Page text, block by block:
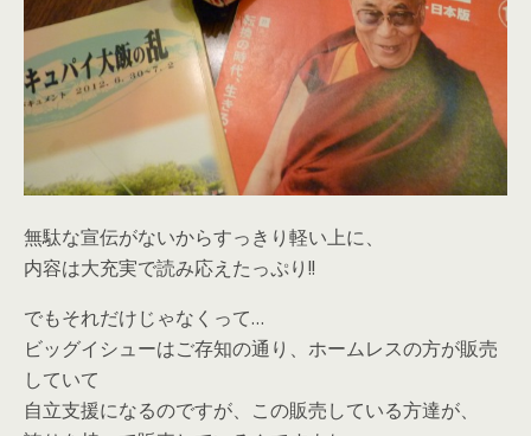
無駄な宣伝がないからすっきり軽い上に、
内容は大充実で読み応えたっぷり!!
でもそれだけじゃなくって…
ビッグイシューはご存知の通り、ホームレスの方が販売
していて
自立支援になるのですが、この販売している方達が、